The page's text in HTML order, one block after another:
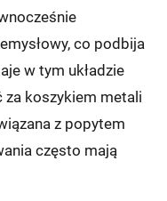
co podbija
w tym układzie
koszykiem metali
z popytem
często mają